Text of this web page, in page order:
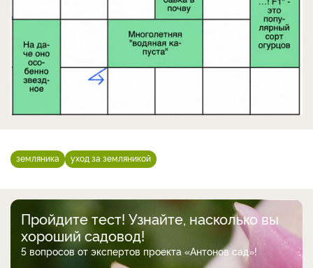
земляника уход за земляникой
Пройдите тест! Узнайте, насколько вы
хороший садовод!
5 вопросов от экспертов проекта «Антонов сад»!